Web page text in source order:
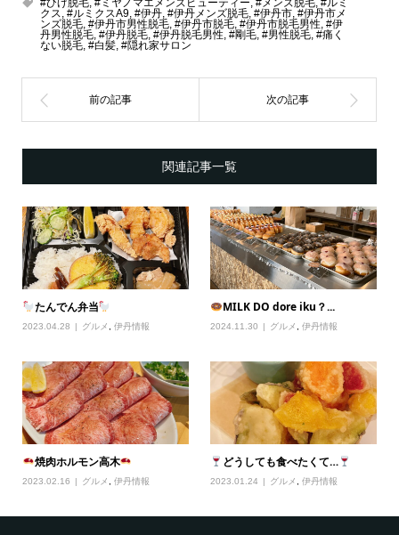
クス #ルミクスA9, #伊丹, #伊丹メンズ脱毛, #伊丹市, #伊丹市メ
ンズ脱毛, #伊丹市男性脱毛, #伊丹市脱毛, #伊丹市脱毛男性, #伊
丹男性脱毛, #伊丹脱毛, #伊丹脱毛男性, #剛毛, #男性脱毛, #痛く
ない脱毛, #白髪, #隠れ家サロン
関連記事一覧
たんでん弁当
2023.04.28 グルメ 伊丹情報
MILK DO dore iku？...
2024.11.30 グルメ ,伊丹情報
焼肉ホルモン高木
2023.02.16 グルメ , 伊丹情報
どうしても食べたくて…
2023.01.24 グルメ ,伊丹情報